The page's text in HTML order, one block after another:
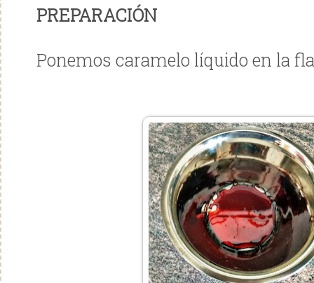
PREPARACIÓN
Ponemos caramelo líquido en la